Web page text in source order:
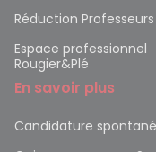
Réduction Professeurs
Espace professionnel
Rougier&Plé
En savoir plus
Candidature